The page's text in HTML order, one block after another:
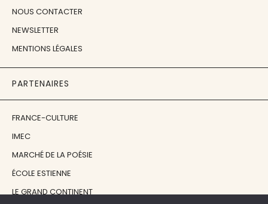
NOUS CONTACTER
NEWSLETTER
MENTIONS LÉGALES
PARTENAIRES
FRANCE-CULTURE
IMEC
MARCHÉ DE LA POÉSIE
ÉCOLE ESTIENNE
LE GRAND CONTINENT